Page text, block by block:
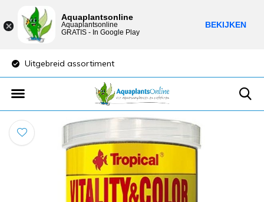
Uitgebreid assortiment
Aquaplantsonline
Aquaplantsonline
GRATIS - In Google Play
BEKIJKEN